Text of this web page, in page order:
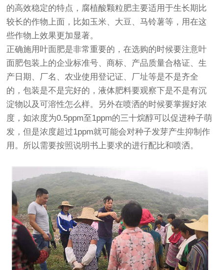
的高效稳定的特点，腐植酸颗粒肥主要适用于生长期比
较长的作物上面，比如玉米、大豆、马铃薯等，用在这
些作物上效果更加显著。
正确施用叶面肥是非常重要的，在选购的时候要注意叶
面肥包装上的企业标准号、商标、产品质量合格证、生
产日期、厂名、农业使用登记证、厂址等是不是齐全
的，包装是不是完好的，液体肥料要观察下是不是有沉
淀物以及可溶性怎么样。另外在喷洒的时候要掌握好浓
度，如浓度为0.5ppm至1ppm的三十烷醇可以促进种子萌
发，但是浓度超过1ppm就可能会对种子发芽产生抑制作
用。所以需要按照说明书上要求的进行配比和喷洒。